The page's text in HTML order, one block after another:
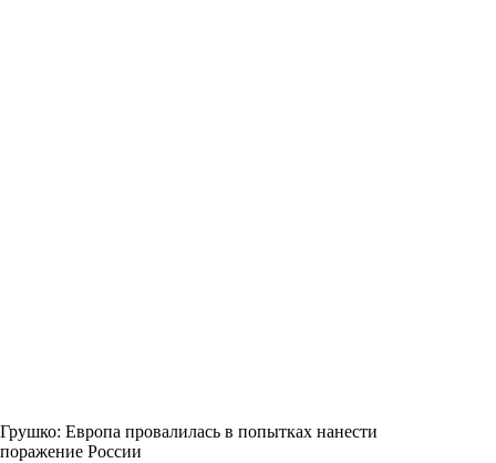
Грушко: Европа провалилась в попытках нанести
поражение России